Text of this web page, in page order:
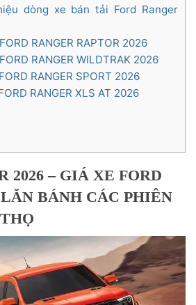
dòng xe bán tải Ford Ranger
RANGER RAPTOR 2026
RANGER WILDTRAK 2026
RANGER SPORT 2026
RANGER XLS AT 2026
2026 – GIÁ XE FORD
BÁNH CÁC PHIÊN